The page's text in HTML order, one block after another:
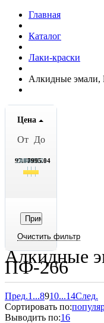
Главная
Каталог
Лаки-краски
Алкидные
Цена
От До
97.75
2071.75
4046.75
6020.75
7995.04
Алкидные
ПФ-266
Пред.1 ...8910...14След.
Сортировать по:
Выводить по:16